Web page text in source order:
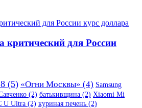
критический для России
(5) «Огни Москвы» (4) Samsung
(2) батькивщина (2) Xiaomi Mi
U Ultra (2) куриная печень (2)